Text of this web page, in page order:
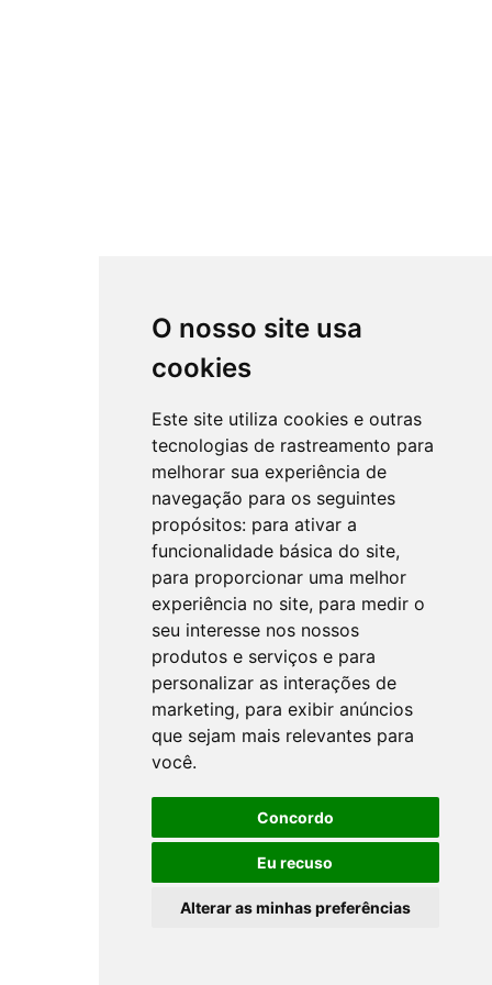
O nosso site usa
cookies
Este site utiliza cookies e outras
tecnologias de rastreamento para
melhorar sua experiência de
navegação para os seguintes
propósitos: para ativar a
funcionalidade básica do site,
para proporcionar uma melhor
experiência no site, para medir o
seu interesse nos nossos
produtos e serviços e para
personalizar as interações de
marketing, para exibir anúncios
que sejam mais relevantes para
você.
Concordo
Eu recuso
Alterar as minhas preferências